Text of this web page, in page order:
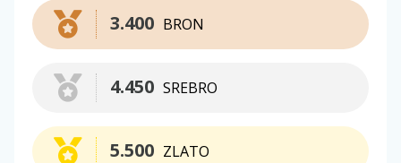
BRON
3.400
SREBRO
4.450
ZLATO
5.500